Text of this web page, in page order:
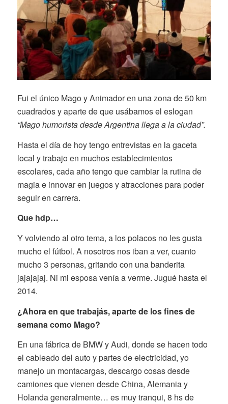
Fui el único Mago y Animador en una zona de 50 km
cuadrados y aparte de que usábamos el eslogan
“Mago humorista desde Argentina llega a la ciudad”.
Hasta el día de hoy tengo entrevistas en la gaceta
local y trabajo en muchos establecimientos
escolares, cada año tengo que cambiar la rutina de
magia e innovar en juegos y atracciones para poder
seguir en carrera.
Que hdp…
Y volviendo al otro tema, a los polacos no les gusta
mucho el fútbol. A nosotros nos iban a ver, cuanto
mucho 3 personas, gritando con una banderita
jajajajaj. Ni mi esposa venía a verme. Jugué hasta el
2014.
¿Ahora en que trabajás, aparte de los fines de
semana como Mago?
En una fábrica de BMW y Audi, donde se hacen todo
el cableado del auto y partes de electricidad, yo
manejo un montacargas, descargo cosas desde
camiones que vienen desde China, Alemania y
Holanda generalmente… es muy tranqui, 8 hs de